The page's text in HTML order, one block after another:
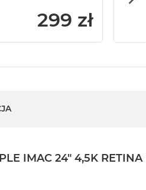
299 zł
IMAC 24" 4,5K